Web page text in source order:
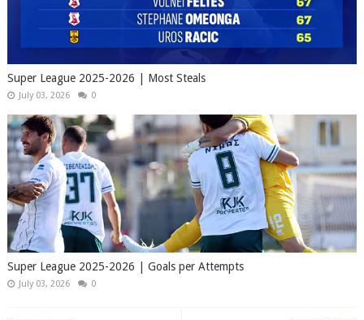
Super League 2025-2026 | Most Steals
July 03, 2026 0
Super League 2025-2026 | Goals per Attempts
July 03, 2026 0